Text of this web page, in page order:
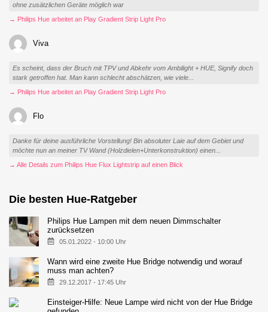
ohne zusätzlichen Geräte möglich war
→ Philips Hue arbeitet an Play Gradient Strip Light Pro
Viva
Es scheint, dass der Bruch mit TPV und Abkehr vom Ambilight + HUE, Signify doch
stark getroffen hat. Man kann schlecht abschätzen, wie viele...
→ Philips Hue arbeitet an Play Gradient Strip Light Pro
Flo
Danke für deine ausführliche Vorstellung! Bin absoluter Laie auf dem Gebiet und
möchte nun an meiner TV Wand (Holzdielen+Unterkonstruktion) einen...
→ Alle Details zum Philips Hue Flux Lightstrip auf einen Blick
Die besten Hue-Ratgeber
Philips Hue Lampen mit dem neuen Dimmschalter
zurücksetzen
05.01.2022 - 10:00 Uhr
Wann wird eine zweite Hue Bridge notwendig und worauf
muss man achten?
29.12.2017 - 17:45 Uhr
Einsteiger-Hilfe: Neue Lampe wird nicht von der Hue Bridge